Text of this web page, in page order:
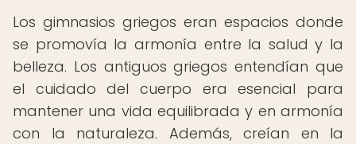
Los gimnasios griegos eran espacios donde
se promovía la armonía entre la salud y la
belleza. Los antiguos griegos entendían que
el cuidado del cuerpo era esencial para
mantener una vida equilibrada y en armonía
con la naturaleza. Además, creían en la